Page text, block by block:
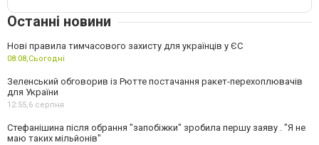
Останні новини
Нові правила тимчасового захисту для українців у ЄС
08:08,Сьогодні
Зеленський обговорив із Рютте постачання ракет-перехоплювачів
для України
12:55,6 серпня
Стефанішина після обрання "запобіжки" зробила першу заяву . "Я не
маю таких мільйонів"